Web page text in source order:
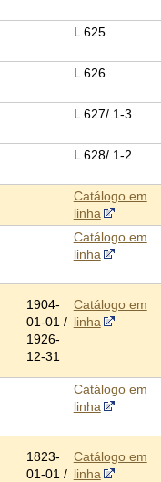
L 625
L 626
L 627/ 1-3
L 628/ 1-2
Catálogo em
linha
Catálogo em
linha
1904-
01-01 /
1926-
12-31
Catálogo em
linha
Catálogo em
linha
1823-
01-01 /
Catálogo em
linha